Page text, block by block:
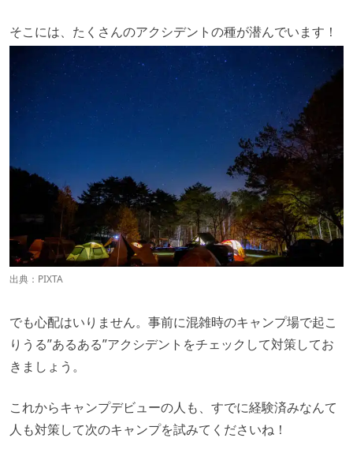
そこには、たくさんのアクシデントの種が潜んでいます！
出典： PIXTA
でも心配はいりません。事前に混雑時のキャンプ場で起こ
りうる”あるある”アクシデントをチェックして対策してお
きましょう。
これからキャンプデビューの人も、すでに経験済みなんて
人も対策して次のキャンプを試みてくださいね！